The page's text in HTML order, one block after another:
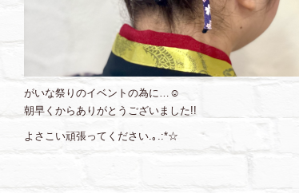
がいな祭りのイベントの為に…☺︎
朝早くからありがとうございました!!
よさこい頑張ってください.｡.:*☆